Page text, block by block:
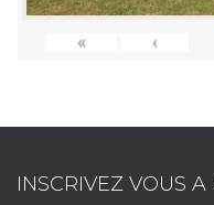
« ‹
INSCRIVEZ VOUS